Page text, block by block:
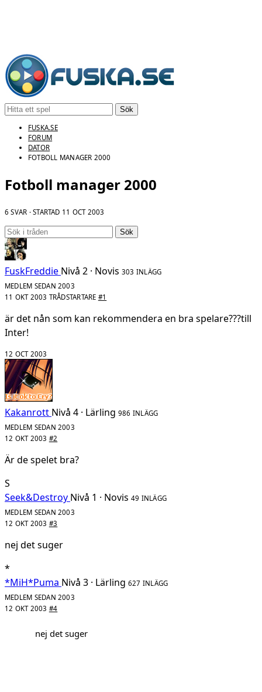
Sök
FUSKA.SE
FORUM
DATOR
FOTBOLL MANAGER 2000
Fotboll manager 2000
6 SVAR · STARTAD 11 OCT 2003
Sök
FuskFreddie Nivå 2 · Novis 303 INLÄGG
MEDLEM SEDAN 2003
11 OKT 2003 TRÅDSTARTARE #1
är det nån som kan rekommendera en bra spelare???till
Inter!
12 OCT 2003
Kakanrott Nivå 4 · Lärling 986 INLÄGG
MEDLEM SEDAN 2003
12 OKT 2003 #2
Är de spelet bra?
S
Seek&Destroy Nivå 1 · Novis 49 INLÄGG
MEDLEM SEDAN 2003
12 OKT 2003 #3
nej det suger
*
*MiH*Puma Nivå 3 · Lärling 627 INLÄGG
MEDLEM SEDAN 2003
12 OKT 2003 #4
nej det suger